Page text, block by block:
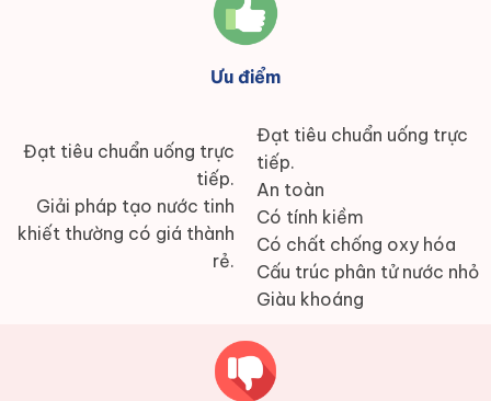
Đạt tiêu chuẩn uống trực
tiếp.
Giải pháp tạo nước tinh
khiết thường có giá thành
rẻ.
Ưu điểm
Đạt tiêu chuẩn uống trực
tiếp.
An toàn
Có tính kiềm
Có chất chống oxy hóa
Cấu trúc phân tử nước nhỏ
Giàu khoáng